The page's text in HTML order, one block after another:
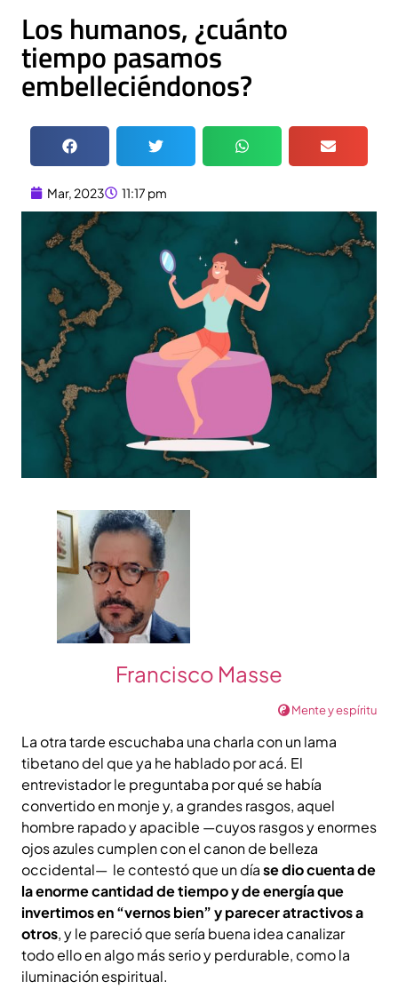
Los humanos, ¿cuánto
tiempo pasamos
embelleciéndonos?
Mar, 2023 11:17 pm
Francisco Masse
Mente y espíritu
La otra tarde escuchaba una charla con un lama
tibetano del que ya he hablado por acá. El
entrevistador le preguntaba por qué se había
convertido en monje y, a grandes rasgos, aquel
hombre rapado y apacible —cuyos rasgos y enormes
ojos azules cumplen con el canon de belleza
occidental— le contestó que un díase dio cuenta de
la enorme cantidad de tiempo y de energía que
invertimos en “vernos bien” y parecer atractivos a
otros, y le pareció que sería buena idea canalizar
todo ello en algo más serio y perdurable, como la
iluminación espiritual.